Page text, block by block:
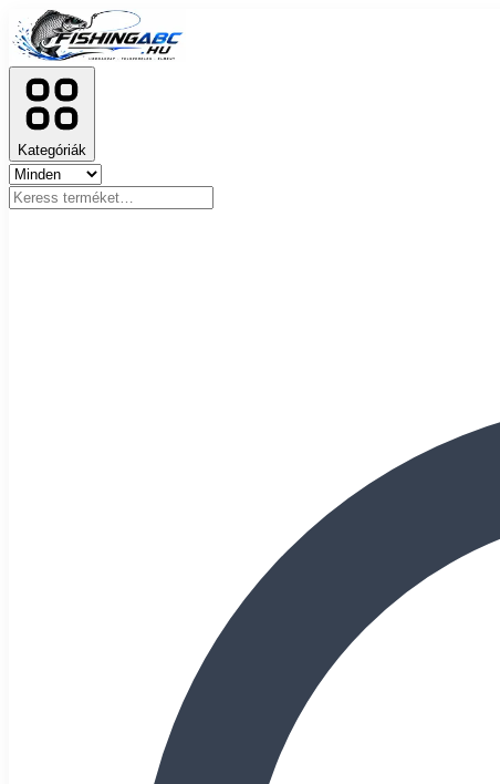
Kategóriák